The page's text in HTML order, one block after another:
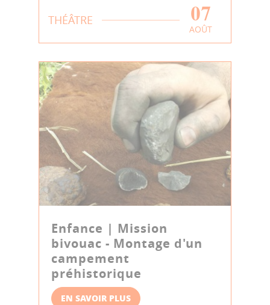
THÉÂTRE 07
AOÛT
Enfance | Mission
bivouac - Montage d'un
campement
préhistorique
EN SAVOIR PLUS